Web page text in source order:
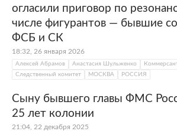
огласили приговор по
числе фигурантов — бывшие
ФСБ и СК
18:32, 26 января 2026
Алексей Абрамов Анастасия Шульженко
Следственный комитет
МОСКВА РОССИЯ
Сыну бывшего главы ФМС
25 лет колонии
21:04, 22 декабря 2025